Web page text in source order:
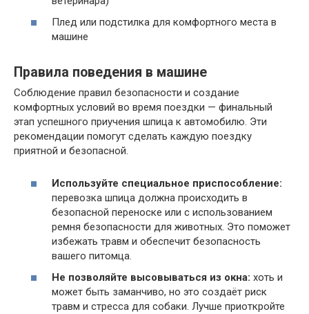
Плед или подстилка для комфортного места в
машине
Правила поведения в машине
Соблюдение правил безопасности и создание
комфортных условий во время поездки — финальный
этап успешного приучения шпица к автомобилю. Эти
рекомендации помогут сделать каждую поездку
приятной и безопасной.
Используйте специальное приспособление:
перевозка шпица должна происходить в
безопасной переноске или с использованием
ремня безопасности для животных. Это поможет
избежать травм и обеспечит безопасность
вашего питомца.
Не позволяйте высовываться из окна: хоть и
может быть заманчиво, но это создаёт риск
травм и стресса для собаки. Лучше приоткройте